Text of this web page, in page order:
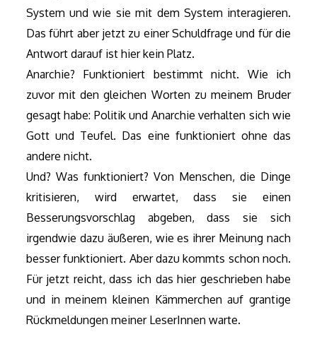
System und wie sie mit dem System interagieren.
Das führt aber jetzt zu einer Schuldfrage und für die
Antwort darauf ist hier kein Platz.
Anarchie? Funktioniert bestimmt nicht. Wie ich
zuvor mit den gleichen Worten zu meinem Bruder
gesagt habe: Politik und Anarchie verhalten sich wie
Gott und Teufel. Das eine funktioniert ohne das
andere nicht.
Und? Was funktioniert? Von Menschen, die Dinge
kritisieren, wird erwartet, dass sie einen
Besserungsvorschlag abgeben, dass sie sich
irgendwie dazu äußeren, wie es ihrer Meinung nach
besser funktioniert. Aber dazu kommts schon noch.
Für jetzt reicht, dass ich das hier geschrieben habe
und in meinem kleinen Kämmerchen auf grantige
Rückmeldungen meiner LeserInnen warte.